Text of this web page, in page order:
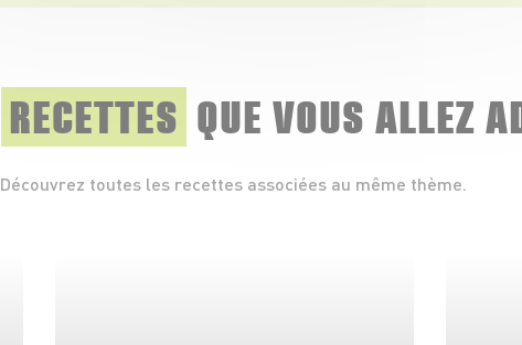
RECETTES QUE VOUS ALLEZ
Découvrez toutes les recettes associées au même thème.